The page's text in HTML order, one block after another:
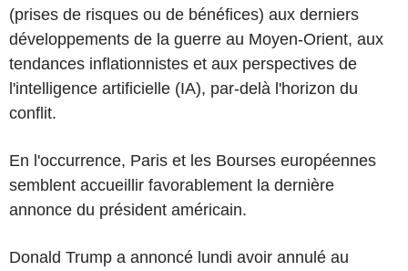
(prises de risques ou de bénéfices) aux derniers
développements de la guerre au Moyen-Orient, aux
tendances inflationnistes et aux perspectives de
l'intelligence artificielle (IA), par-delà l'horizon du
conflit.
En l'occurrence, Paris et les Bourses européennes
semblent accueillir favorablement la dernière
annonce du président américain.
Donald Trump a annoncé lundi avoir annulé au